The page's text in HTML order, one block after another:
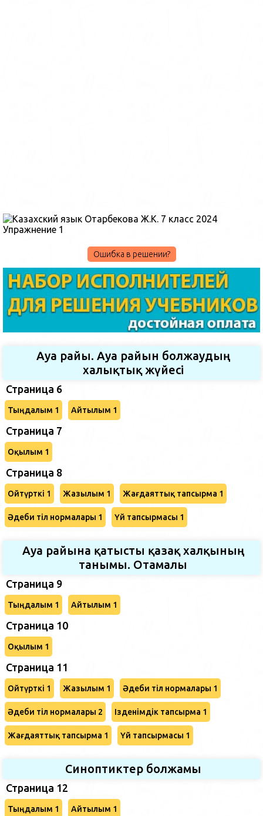
Ошибка в решении?
Ауа райы. Ауа райын болжаудың
халықтық жүйесі
Страница 6
Тыңдалым 1 Айтылым 1
Страница 7
Оқылым 1
Страница 8
Ойтүрткі 1 Жазылым 1 Жағдаяттық тапсырма 1
Әдеби тіл нормалары 1 Үй тапсырмасы 1
Ауа райына қатысты қазақ халқының
танымы. Отамалы
Страница 9
Тыңдалым 1 Айтылым 1
Страница 10
Оқылым 1
Страница 11
Ойтүрткі 1 Жазылым 1 Әдеби тіл нормалары 1
Әдеби тіл нормалары 2 Ізденімдік тапсырма 1
Жағдаяттық тапсырма 1 Үй тапсырмасы 1
Синоптиктер болжамы
Страница 12
Тыңдалым 1 Айтылым 1